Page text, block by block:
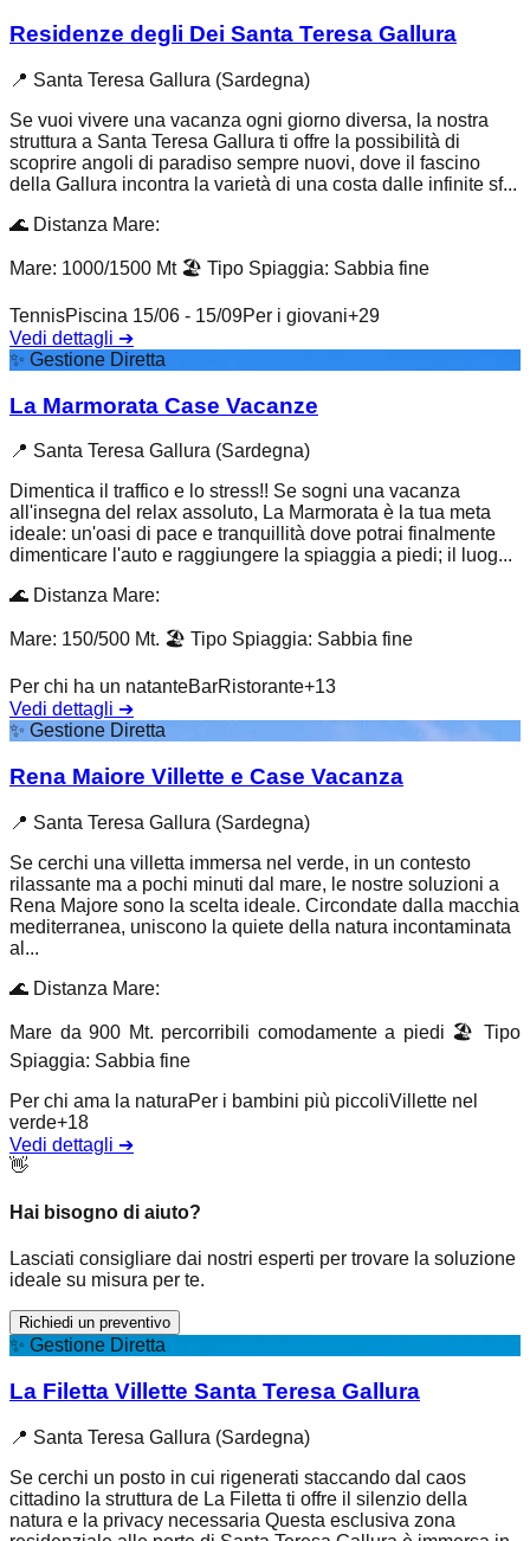
Residenze degli Dei Santa Teresa Gallura
📍 Santa Teresa Gallura (Sardegna)
Se vuoi vivere una vacanza ogni giorno diversa, la nostra
struttura a Santa Teresa Gallura ti offre la possibilità di
scoprire angoli di paradiso sempre nuovi, dove il fascino
della Gallura incontra la varietà di una costa dalle infinite sf...
🌊 Distanza Mare:
Mare: 1000/1500 Mt 🏖️ Tipo Spiaggia: Sabbia fine
TennisPiscina 15/06 - 15/09Per i giovani+29
Vedi dettagli ➔
✨ Gestione Diretta
La Marmorata Case Vacanze
📍 Santa Teresa Gallura (Sardegna)
Dimentica il traffico e lo stress!! Se sogni una vacanza
all'insegna del relax assoluto, La Marmorata è la tua meta
ideale: un'oasi di pace e tranquillità dove potrai finalmente
dimenticare l'auto e raggiungere la spiaggia a piedi; il luog...
🌊 Distanza Mare:
Mare: 150/500 Mt. 🏖️ Tipo Spiaggia: Sabbia fine
Per chi ha un natanteBarRistorante+13
Vedi dettagli ➔
✨ Gestione Diretta
Rena Maiore Villette e Case Vacanza
📍 Santa Teresa Gallura (Sardegna)
Se cerchi una villetta immersa nel verde, in un contesto
rilassante ma a pochi minuti dal mare, le nostre soluzioni a
Rena Majore sono la scelta ideale. Circondate dalla macchia
mediterranea, uniscono la quiete della natura incontaminata
al...
🌊 Distanza Mare:
Mare da 900 Mt. percorribili comodamente a piedi 🏖️ Tipo
Spiaggia: Sabbia fine
Per chi ama la naturaPer i bambini più piccoliVillette nel
verde+18
Vedi dettagli ➔
👋
Hai bisogno di aiuto?
Lasciati consigliare dai nostri esperti per trovare la soluzione
ideale su misura per te.
Richiedi un preventivo
✨ Gestione Diretta
La Filetta Villette Santa Teresa Gallura
📍 Santa Teresa Gallura (Sardegna)
Se cerchi un posto in cui rigenerati staccando dal caos
cittadino la struttura de La Filetta ti offre il silenzio della
natura e la privacy necessaria Questa esclusiva zona